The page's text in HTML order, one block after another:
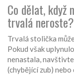
Co dělat, když
trvalá neroste?
Trvalá stolička
Pokud však
nenastala,
(chybějící zub) nebo